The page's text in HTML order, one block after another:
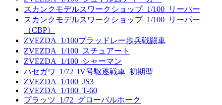
スカンクモデルスワークショップ_1/100_リーパー
スカンクモデルスワークショップ_1/100_リーパー
（CBP）
ZVEZDA_1/100ブラッドレー歩兵戦闘車
ZVEZDA_1/100_スチュアート
ZVEZDA_1/100_シャーマン
ハセガワ_1/72_IV号駆逐戦車_初期型
ZVEZDA_1/100_JS3
ZVEZDA_1/100_T-60
プラッツ_1/72_グローバルホーク